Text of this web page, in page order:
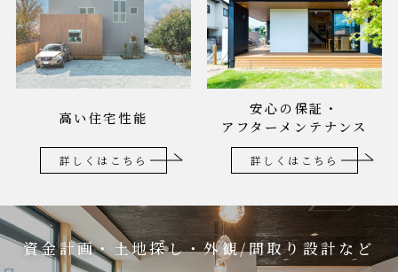
高い住宅性能
詳しくはこちら
安心の保証・
アフターメンテナンス
詳しくはこちら
資金計画・土地探し・外観/間取り設計など